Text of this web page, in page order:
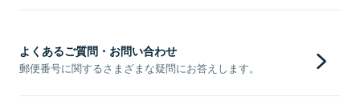
よくあるご質問・お問い合わせ
郵便番号に関するさまざまな疑問にお答えします。